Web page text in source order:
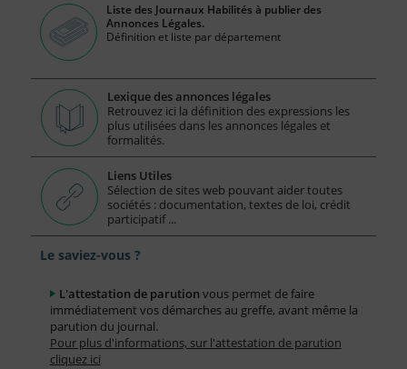
Liste des Journaux Habilités à publier des
Annonces Légales.
Définition et liste par département
Lexique des annonces légales
Retrouvez ici la définition des expressions les
plus utilisées dans les annonces légales et
formalités.
Liens Utiles
Sélection de sites web pouvant aider toutes
sociétés : documentation, textes de loi, crédit
participatif ...
Le saviez-vous ?
L'attestation de parution vous permet de faire
immédiatement vos démarches au greffe, avant même la
parution du journal.
Pour plus d'informations, sur l'attestation de parution
cliquez ici